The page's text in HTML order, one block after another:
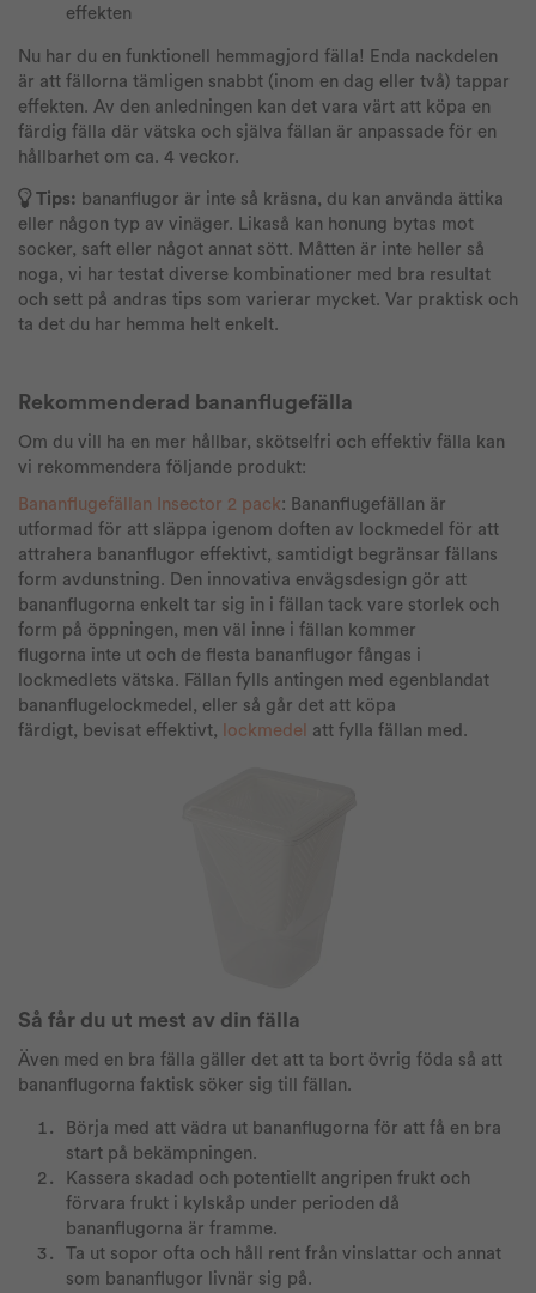
effekten
Nu har du en funktionell hemmagjord fälla! Enda nackdelen
är att fällorna tämligen snabbt (inom en dag eller två) tappar
effekten. Av den anledningen kan det vara värt att köpa en
färdig fälla där vätska och själva fällan är anpassade för en
hållbarhet om ca. 4 veckor.
Tips: bananflugor är inte så kräsna, du kan använda ättika
eller någon typ av vinäger. Likaså kan honung bytas mot
socker, saft eller något annat sött. Måtten är inte heller så
noga, vi har testat diverse kombinationer med bra resultat
och sett på andras tips som varierar mycket. Var praktisk och
ta det du har hemma helt enkelt.
Rekommenderad bananflugefälla
Om du vill ha en mer hållbar, skötselfri och effektiv fälla kan
vi rekommendera följande produkt:
Bananflugefällan Insector 2 pack: Bananflugefällan är
utformad för att släppa igenom doften av lockmedel för att
attrahera bananflugor effektivt, samtidigt begränsar fällans
form avdunstning. Den innovativa envägsdesign gör att
bananflugorna enkelt tar sig in i fällan tack vare storlek och
form på öppningen, men väl inne i fällan kommer
flugorna inte ut och de flesta bananflugor fångas i
lockmedlets vätska. Fällan fylls antingen med egenblandat
bananflugelockmedel, eller så går det att köpa
färdigt, bevisat effektivt,
lockmedel att fylla fällan med.
Så får du ut mest av din fälla
Även med en bra fälla gäller det att ta bort övrig föda så att
bananflugorna faktisk söker sig till fällan.
Börja med att vädra ut bananflugorna för att få en bra
start på bekämpningen.
Kassera skadad och potentiellt angripen frukt och
förvara frukt i kylskåp under perioden då
bananflugorna är framme.
Ta ut sopor ofta och håll rent från vinslattar och annat
som bananflugor livnär sig på.